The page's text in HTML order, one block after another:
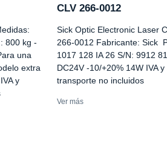
800 kg -
una
extra
y
CLV 266-0012
Sick Optic Electronic Laser
266-0012 Fabricante: Sick
1017 128 IA 26 S/N: 9912
DC24V -10/+20% 14W IVA y
transporte no incluidos
Ver más